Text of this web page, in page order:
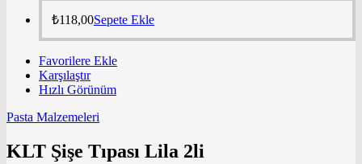
₺118,00Sepete Ekle
Favorilere Ekle
Karşılaştır
Hızlı Görünüm
Pasta Malzemeleri
KLT Şişe Tıpası Lila 2li